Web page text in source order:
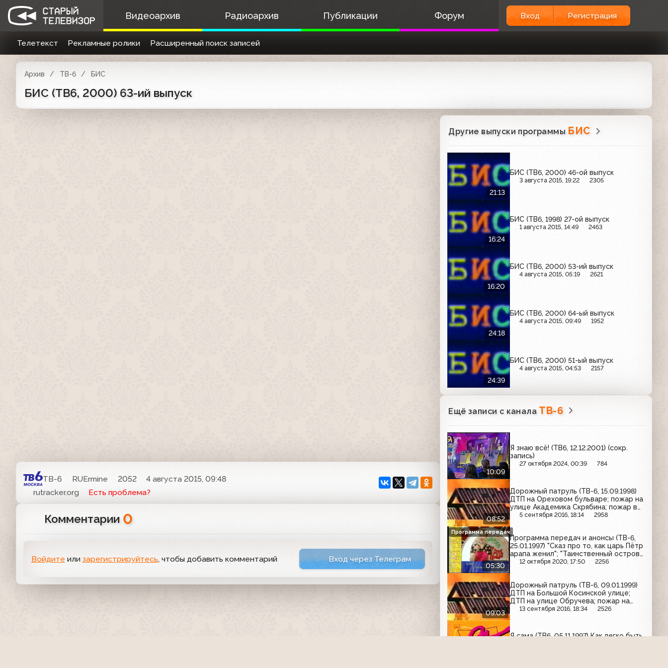
Видеоархив Радиоархив Публикации Форум Вход Регистрация
Телетекст Рекламные ролики Расширенный поиск записей
Архив ТВ-6 БИС
БИС (ТВ6, 2000) 63-ий выпуск
ТВ-6 RUErmine 2052
4 августа 2015, 09:48
rutracker.org
Есть проблема?
Комментарии 0
Войдите или зарегистрируйтесь, чтобы добавить комментарий Вход через Телеграм
Другие выпуски программы БИС
21:13
БИС (ТВ6, 2000) 46-ой выпуск
3 августа 2015, 19:22 2305
16:24
БИС (ТВ6, 1998) 27-ой выпуск
1 августа 2015, 14:49 2463
16:20
БИС (ТВ6, 2000) 53-ий выпуск
4 августа 2015, 05:19 2621
24:18
БИС (ТВ6, 2000) 64-ый выпуск
4 августа 2015, 09:49 1952
24:39
БИС (ТВ6, 2000) 51-ый выпуск
4 августа 2015, 04:53 2157
Ещё записи с канала ТВ-6
10:09
Я знаю всё! (ТВ6, 12.12.2001) (сокр.
запись)
27 октября 2024, 00:39 784
08:52
Дорожный патруль (ТВ-6, 15.09.1998)
ДТП на Ореховом бульваре; пожар на
улице Академика Скрябина; пожар в
квартире в проезде Серебрякова
5 сентября 2016, 18:14 2958
05:30
Программа передач и анонсы (ТВ-6,
25.01.1997) "Сказ про то, как царь Пётр
арапа женил"; "Таинственный остров";
Кинотеатр ТВ-6. Чарли Чаплин
12 октября 2020, 17:50 2256
Программа передач
09:03
Дорожный патруль (ТВ-6, 09.01.1999)
ДТП на Большой Косинской улице;
ДТП на улице Обручева; пожар на
Ивантеевской улице
13 сентября 2016, 18:34 2526
Я сама (ТВ6, 05.11.1997) Как легко быть